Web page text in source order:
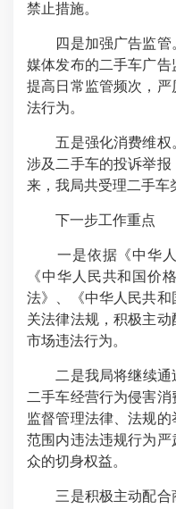
禁止措施。
四是加强广告监管
媒体发布的二手车广告
提高日常监管频次，
法行为。
五是强化消费维权
涉及二手车的投诉举
来，我局共受理二手车
下一步工作重点
一是依据《中华人
《中华人民共和国价
法》、《中华人民共和
关法律法规，积极主
市场违法行为。
二是我局将继续通过
二手车经营行为侵害
监督管理法律、法规
范围内违法违规行为
众的切身权益。
三是积极主动配合